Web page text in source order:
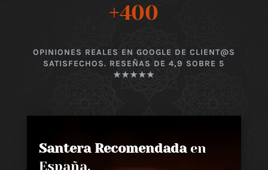
+400
OPINIONES REALES EN GOOGLE DE CLIENT@S
SATISFECHOS. RESEÑAS DE 4,9 SOBRE 5
★★★★★
Santera Recomendadaen
España,